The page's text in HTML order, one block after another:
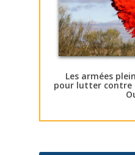
Les armées
pour lutter contre